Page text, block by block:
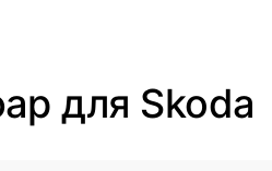
для Skoda